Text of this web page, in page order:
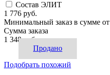
Состав ЭЛИТ
1 776 руб.
Минимальный заказ в сумме от
Сумма заказа
1 348 руб.
Продано
Подобрать похожий